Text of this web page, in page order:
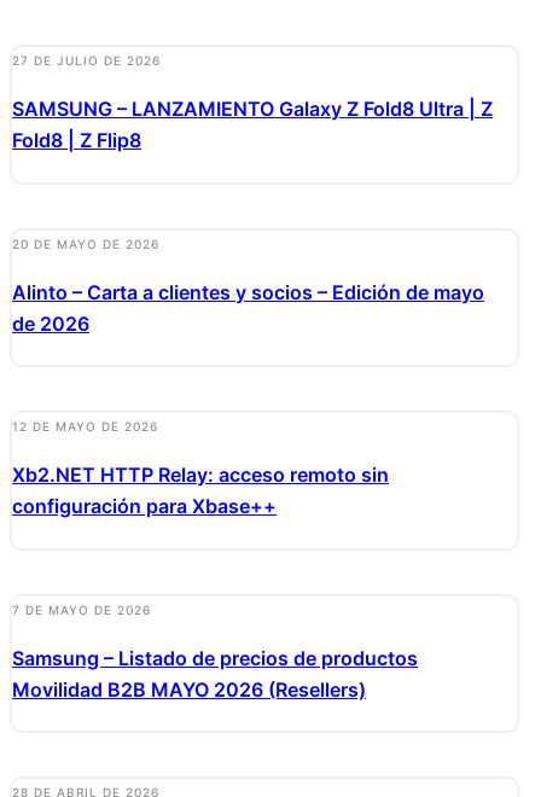
27 DE JULIO DE 2026
SAMSUNG – LANZAMIENTO Galaxy Z Fold8 Ultra | Z
Fold8 | Z Flip8
20 DE MAYO DE 2026
Alinto – Carta a clientes y socios – Edición de mayo
de 2026
12 DE MAYO DE 2026
Xb2.NET HTTP Relay: acceso remoto sin
configuración para Xbase++
7 DE MAYO DE 2026
Samsung – Listado de precios de productos
Movilidad B2B MAYO 2026 (Resellers)
28 DE ABRIL DE 2026